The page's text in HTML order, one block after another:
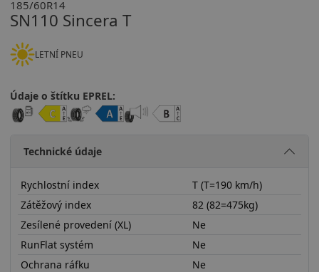
SN110 Sincera T
185/60R14
LETNÍ PNEU
Údaje o štítku EPREL:
Technické údaje
Rychlostní index
T (T=190 km/h)
Zátěžový index
82 (82=475kg)
Zesílené provedení (XL)
Ne
RunFlat systém
Ne
Ochrana ráfku
Ne